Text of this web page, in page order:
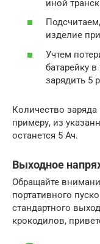
иной
изделие
Учтем
батарейку
зарядить 5
Количество
примеру, из
останется 5 Ач.
Выходное
Обращайте
портативного
стандартного
крокодилов,